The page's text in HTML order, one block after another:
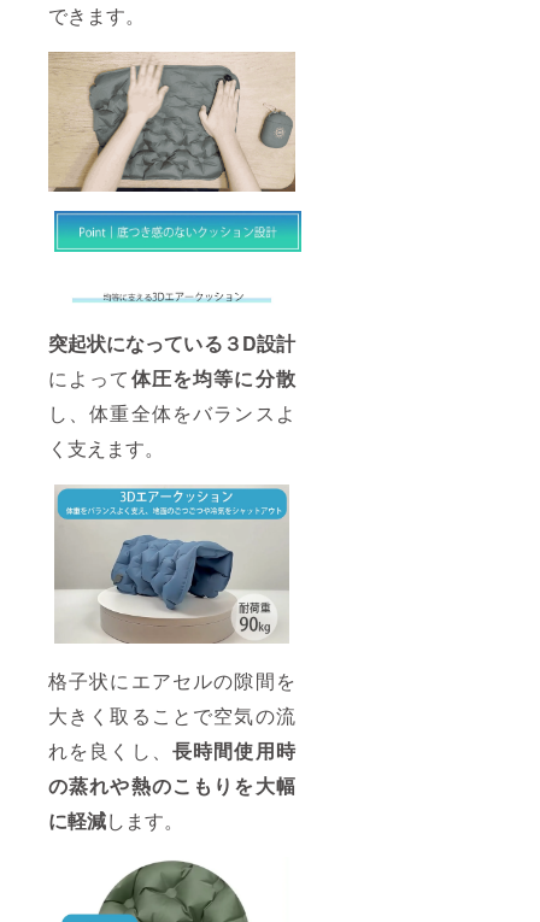
できます。
突起状になっている３D設計
によって体圧を均等に分散
し、体重全体をバランスよ
く支えます。
格子状にエアセルの隙間を
大きく取ることで空気の流
れを良くし、 長時間使用時
の蒸れや熱のこもりを大幅
に軽減します。